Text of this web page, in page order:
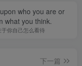
who you are or
what you think.
你自己怎么看待
下一篇